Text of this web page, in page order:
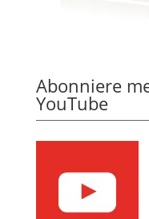
Abonniere
YouTube